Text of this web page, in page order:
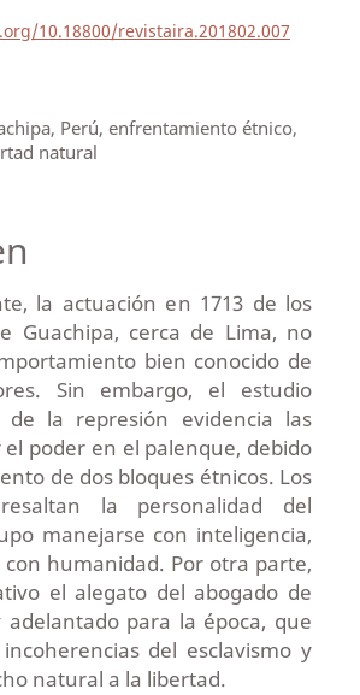
10.18800/revistaira.201802.007
Perú, enfrentamiento étnico,
natural
la actuación en 1713 de los
Guachipa, cerca de Lima, no
bien conocido de
Sin embargo, el estudio
la represión evidencia las
poder en el palenque, debido
de dos bloques étnicos. Los
la personalidad del
manejarse con inteligencia,
humanidad. Por otra parte,
el alegato del abogado de
adelantado para la época, que
del esclavismo y
natural a la libertad.